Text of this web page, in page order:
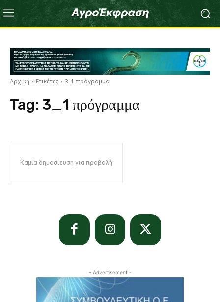
Αρχική Ετικέτες 3_1 πρόγραμμα
Tag: 3_1 πρόγραμμα
Καμία δημοσίευση για προβολή
- Advertisement -